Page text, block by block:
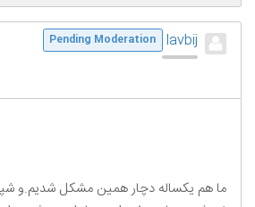
lavbij
Pending Moderation
ما هم یکساله دچار همین مشکل شدیم.و